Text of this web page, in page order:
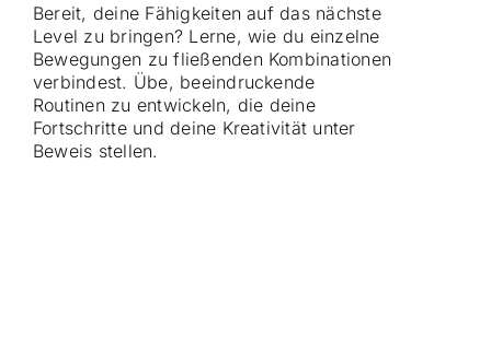
Bereit, deine Fähigkeiten auf das nächste
Level zu bringen? Lerne, wie du einzelne
Bewegungen zu fließenden Kombinationen
verbindest. Übe, beeindruckende
Routinen zu entwickeln, die deine
Fortschritte und deine Kreativität unter
Beweis stellen.